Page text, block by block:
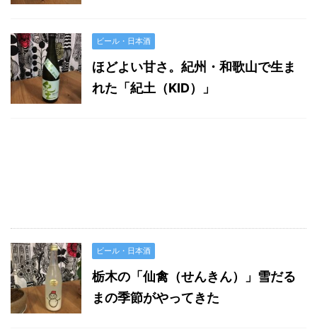
ビール・日本酒
ほどよい甘さ。紀州・和歌山で生ま
れた「紀土（KID）」
ビール・日本酒
栃木の「仙禽（せんきん）」雪だる
まの季節がやってきた